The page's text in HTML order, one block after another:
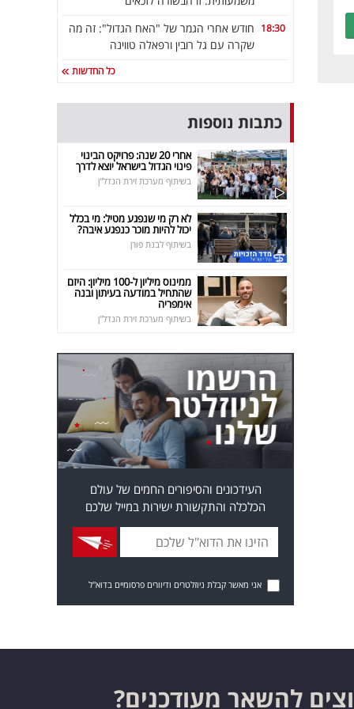
18:30 חודש אחרי הגמר של "האח הגדול": זה מה
שקרה עם גל רובין ורפאלה טווינה
כל החדשות
כתבות נוספות
אחרי 20 שנה: פרויקט הבינוי
פינוי הגדול בישראל יוצא לדרך
בשיתוף מערכת זירת הנדל"ן
לא רק מי שנפגע מטיל: מי בכלל
יכול להיות מוכר כנפגע איבה?
בשיתוף לבנת פורן
ממינוס מיליון ל-100 מיליון: היזם
שהתחיל במודעה בעיתון ובנה
אימפריה
בשיתוף מערכת זירת הנדל"ן
העידכונים והסיפורים החמים של עולם
הכלכלה והתקשורת ישירות במייל שלכם
אני מאשר קבלת ניוזלטרים ודיוורים פרסומיים בדוא"ל
להשאר מעודכנים?